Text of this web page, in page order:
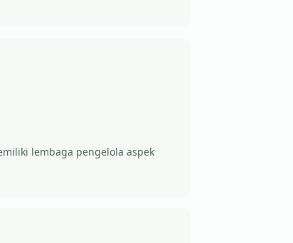
lembaga pengelola aspek